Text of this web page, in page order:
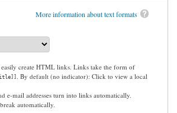
More information about text formats
create HTML links. Links take the form of
. By default (no indicator): Click to view a local
e-mail addresses turn into links automatically.
automatically.